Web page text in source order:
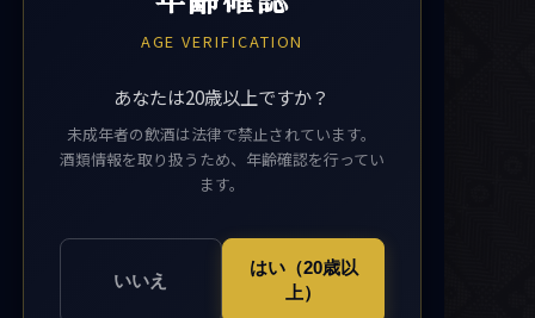
AGE VERIFICATION
あなたは20歳以上ですか？
未成年者の飲酒は法律で禁止されています。
酒類情報を取り扱うため、年齢確認を行ってい
ます。
いいえ
はい（20歳以
上）